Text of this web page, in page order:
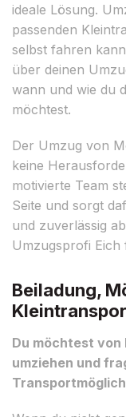
ideale Lösung.
passenden
selbst fahren
über deinen
wann und wie du
möchtest.
Der Umzug von
keine
motivierte Team
Seite und sorgt
und zuverlässig
Umzugsprofi
Beiladung,
Du möchtest von
umziehen und